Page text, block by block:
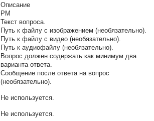
Описание
PM
Текст вопроса.
Путь к файлу с изображением (необязательно).
Путь к файлу с видео (необязательно).
Путь к аудиофайлу (необязательно).
Вопрос должен содержать как минимум два
варианта ответа.
Сообщение после ответа на вопрос
(необязательно).
Не используется.
Не используется.